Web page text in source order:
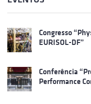
Congresso
EURISOL-DF”
Conferência
Performance